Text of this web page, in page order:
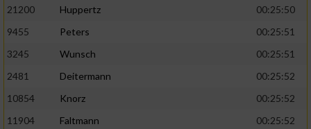
21200
Huppertz
00:25:50
9455
Peters
00:25:51
3245
Wunsch
00:25:51
2481
Deitermann
00:25:52
10854
Knorz
00:25:52
11904
Faltmann
00:25:52
von Werbeanzeigen
Werbung
personalisierter Werbung